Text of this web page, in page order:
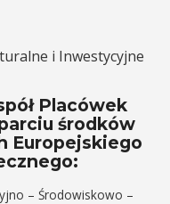
Placówek
środków
Europejskiego
– Środowiskowo –